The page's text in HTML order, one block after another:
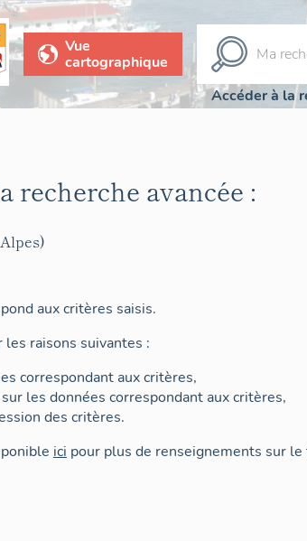
Vue
cartographique
Accéder à la
recherche avancée :
aux critères saisis.
raisons suivantes :
correspondant aux critères,
les données correspondant aux critères,
des critères.
ici pour plus de renseignements sur